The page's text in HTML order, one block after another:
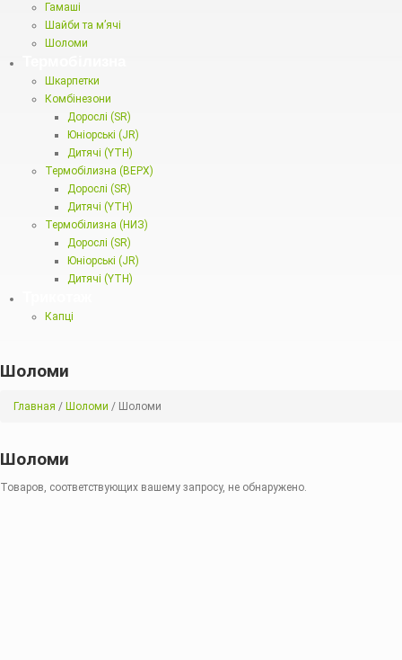
Гамаші
Шайби та м’ячі
Шоломи
Шкарпетки
Комбінезони
Дорослі (SR)
Юніорські (JR)
Дитячі (YTH)
Термобілизна (ВЕРХ)
Дорослі (SR)
Дитячі (YTH)
Термобілизна (НИЗ)
Дорослі (SR)
Юніорські (JR)
Дитячі (YTH)
Капці
Шоломи
Главная / Шоломи / Шоломи
Шоломи
Товаров, соответствующих вашему запросу, не обнаружено.